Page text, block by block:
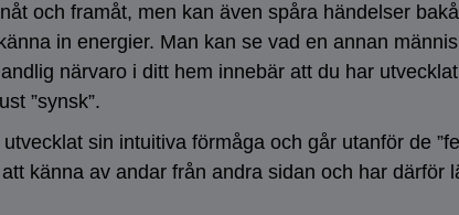
och framåt, men kan även spåra händelser
in energier. Man kan se vad en annan
närvaro i ditt hem innebär att du har
”synsk”.
sin intuitiva förmåga och går utanför de
känna av andar från andra sidan och har därför